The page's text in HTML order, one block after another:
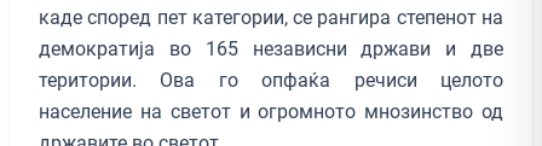
каде според пет категории, се рангира степенот на
демократија во 165 независни држави и две
територии. Ова го опфаќа речиси целото
население на светот и огромното мнозинство од